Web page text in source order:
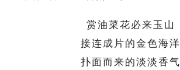
赏油菜花必来玉山
接连成片的金色海洋
扑面而来的淡淡香气